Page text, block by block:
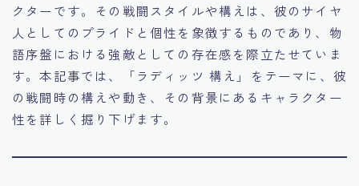
اللغة العربية
Français
Bahasa Indonesia
クターです。その戦闘スタイルや構えは、彼のサイヤ
人としてのプライドと個性を象徴するものであり、物
語序盤における強敵としての存在感を際立たせていま
す。本記事では、「ラディッツ 構え」をテーマに、彼
の戦闘時の構えや動き、その背景にあるキャラクター
性を詳しく掘り下げます。